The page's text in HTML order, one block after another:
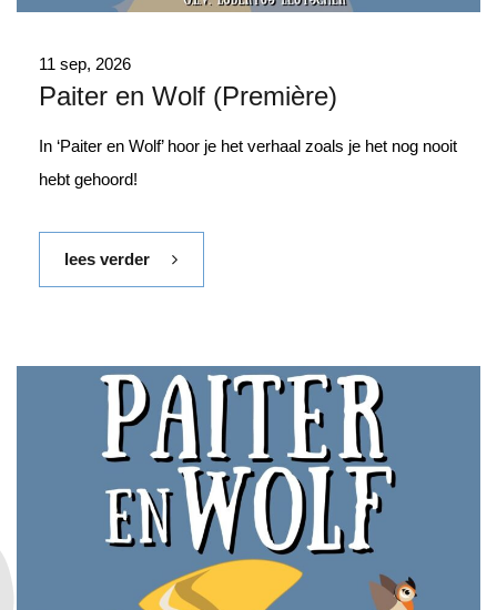
11 sep, 2026
Paiter en Wolf (Première)
In ‘Paiter en Wolf’ hoor je het verhaal zoals je het nog nooit
hebt gehoord!
lees verder